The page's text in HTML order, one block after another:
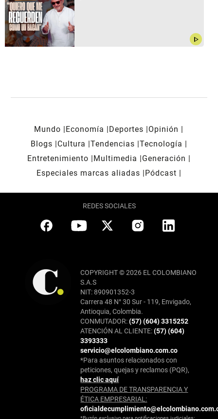
play_arrow
Mundo Economía Deportes
Opinión
Blogs
Cultura Tendencias Tecnología
Entretenimiento
Multimedia
Generación
Especiales marcas aliadas
Pódcast
REDES SOCIALES
COPYRIGHT © 2026 EL COLOMBIANO
S.A.S
NIT: 890901352-3
Carrera 48 N° 30 Sur - 119, Envigado,
Antioquia, Colombia.
CONMUTADOR:(57) (604) 3315252
ATENCIÓN AL CLIENTE:(57) (604)
3393333
servicio@elcolombiano.com.co
*Para asuntos relacionados con
peticiones, quejas y reclamos (PQR),
haz clic aquí
PROGRAMA DE TRANSPARENCIA Y
ÉTICA EMPRESARIAL: